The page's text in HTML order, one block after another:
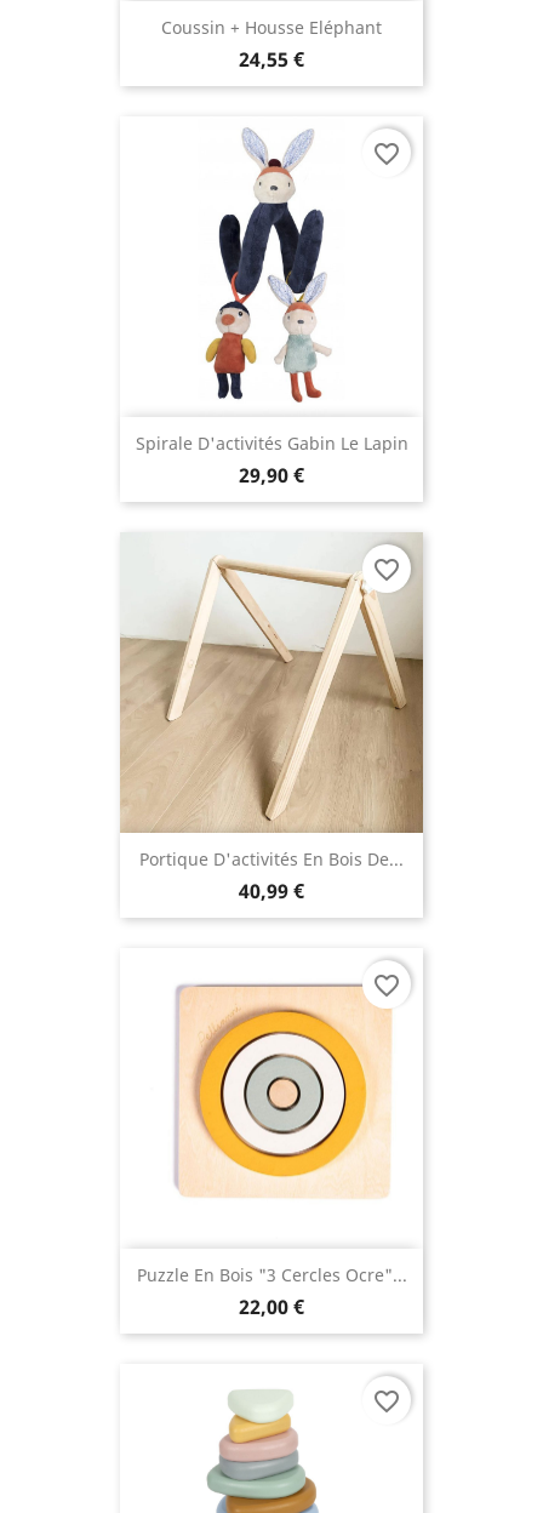
Coussin + Housse Eléphant
24,55 €
Spirale D'activités Gabin Le Lapin
29,90 €
favorite_border
Portique D'activités En Bois De...
40,99 €
favorite_border
Puzzle En Bois "3 Cercles Ocre"...
22,00 €
favorite_border
favorite_border